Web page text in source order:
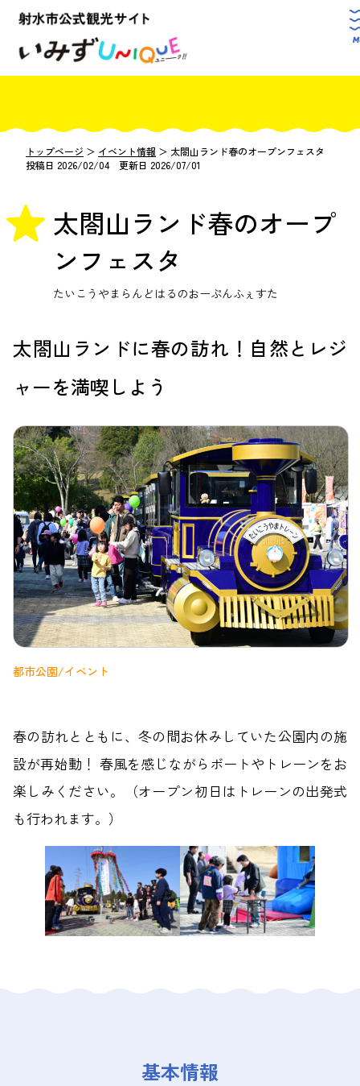
トップページ ＞ イベント情報 ＞ 太閤山ランド春のオープンフェスタ
投稿日 2026/02/04 更新日 2026/07/01
太閤山ランド春のオープ
ンフェスタ
たいこうやまらんどはるのおーぷんふぇすた
太閤山ランドに春の訪れ！自然とレジ
ャーを満喫しよう
都市公園/イベント
春の訪れとともに、冬の間お休みしていた公園内の施
設が再始動！ 春風を感じながらボートやトレーンをお
楽しみください。（オープン初日はトレーンの出発式
も行われます。）
基本情報